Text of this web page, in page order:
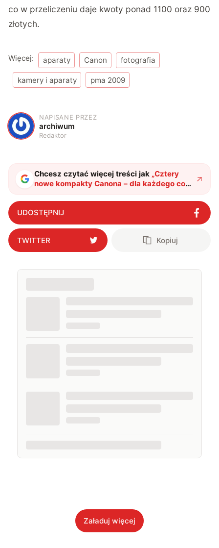
co w przeliczeniu daje kwoty ponad 1100 oraz 900
złotych.
Więcej: aparaty Canon fotografia
kamery i aparaty pma 2009
A
NAPISANE PRZEZ
archiwum
Redaktor
Chcesz czytać więcej treści jak „Cztery
nowe kompakty Canona – dla każdego coś
miłego"?
UDOSTĘPNIJ
TWITTER Kopiuj
Załaduj więcej